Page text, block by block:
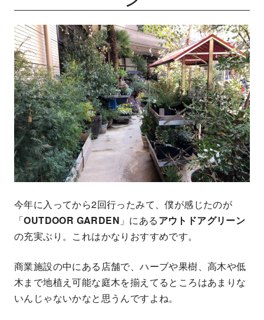
今年に入ってから2回行ったみて、僕が感じたのが
「OUTDOOR GARDEN 」にあるアウトドアグリーン
の充実ぶり。これはかなりおすすめです。
商業施設の中にある店舗で、ハーブや果樹、高木や低
木まで地植え可能な庭木を揃えてるところはあまりな
いんじゃないかなと思うんですよね。